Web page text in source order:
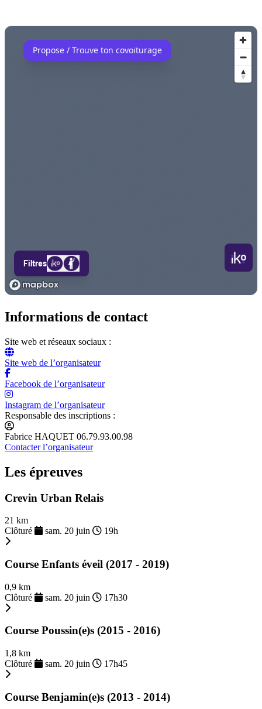
Informations de contact
Site web et réseaux sociaux :
Site web de l’organisateur
Facebook de l’organisateur
Instagram de l’organisateur
Responsable des inscriptions :
Fabrice HAQUET 06.79.93.00.98
Contacter l’organisateur
Les épreuves
Crevin Urban Relais
21 km
Clôturé
sam. 20 juin 19h
Course Enfants éveil (2017 - 2019)
0,9 km
Clôturé
sam. 20 juin 17h30
Course Poussin(e)s (2015 - 2016)
1,8 km
Clôturé
sam. 20 juin 17h45
Course Benjamin(e)s (2013 - 2014)